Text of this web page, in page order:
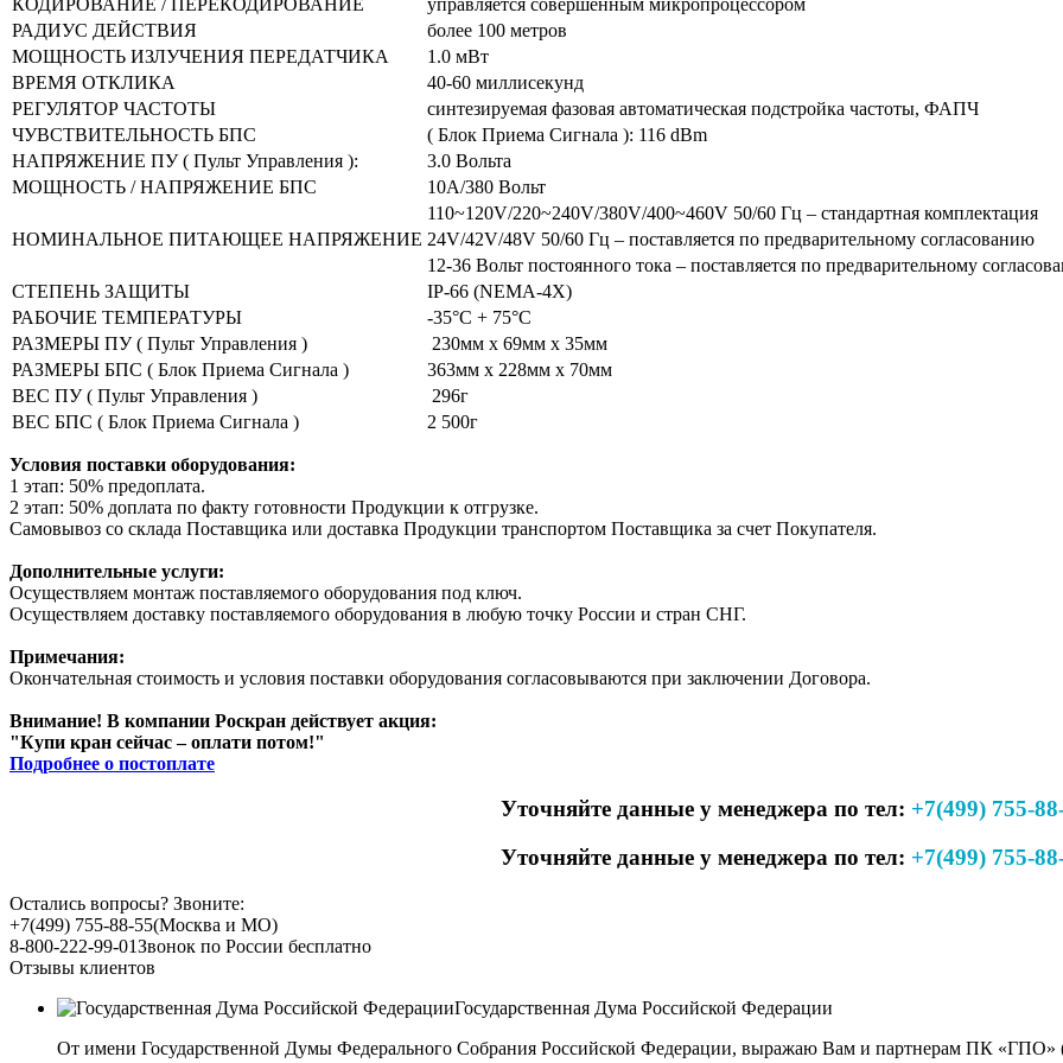
РАДИУС ДЕЙСТВИЯ
более 100 метров
МОЩНОСТЬ ИЗЛУЧЕНИЯ ПЕРЕДАТЧИКА
1.0 мВт
ВРЕМЯ ОТКЛИКА
40-60 миллисекунд
РЕГУЛЯТОР ЧАСТОТЫ
синтезируемая фазовая автоматическая подстройка частоты, ФАПЧ
ЧУВСТВИТЕЛЬНОСТЬ БПС
( Блок Приема Сигнала ): 116 dBm
НАПРЯЖЕНИЕ ПУ ( Пульт Управления ):
3.0 Вольта
МОЩНОСТЬ / НАПРЯЖЕНИЕ БПС
10A/380 Вольт
НОМИНАЛЬНОЕ ПИТАЮЩЕЕ НАПРЯЖЕНИЕ
110~120V/220~240V/380V/400~460V 50/60 Гц – стандартная комплектация
24V/42V/48V 50/60 Гц – поставляется по предварительному согласованию
12-36 Вольт постоянного тока – поставляется по предварительному
СТЕПЕНЬ ЗАЩИТЫ
IP-66 (NEMA-4X)
РАБОЧИЕ ТЕМПЕРАТУРЫ
-35°C + 75°C
РАЗМЕРЫ ПУ ( Пульт Управления )
230мм x 69мм x 35мм
РАЗМЕРЫ БПС ( Блок Приема Сигнала )
363мм x 228мм x 70мм
ВЕС ПУ ( Пульт Управления )
296г
ВЕС БПС ( Блок Приема Сигнала )
2 500г
Условия поставки оборудования:
1 этап: 50% предоплата.
2 этап: 50% доплата по факту готовности Продукции к отгрузке.
Самовывоз со склада Поставщика или доставка Продукции транспортом Поставщика за счет Покупателя.
Дополнительные услуги:
Осуществляем монтаж поставляемого оборудования под ключ.
Осуществляем доставку поставляемого оборудования в любую точку России и стран СНГ.
Примечания:
Окончательная стоимость и условия поставки оборудования согласовываются при заключении Договора.
Внимание! В компании Роскран действует акция:
"Купи кран сейчас – оплати потом!"
Подробнее о постоплате
Уточняйте данные у менеджера по тел: +7(499) 755-
Уточняйте данные у менеджера по тел: +7(499) 755-
Остались вопросы? Звоните:
+7(499) 755-88-55(Москва и МО)
8-800-222-99-01Звонок по России бесплатно
Отзывы клиентов
Государственная Дума Российской Федерации
От имени Государственной Думы Федерального Собрания Российской Федерации, выражаю Вам и партнерам ПК